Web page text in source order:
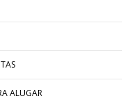
ALUGAR